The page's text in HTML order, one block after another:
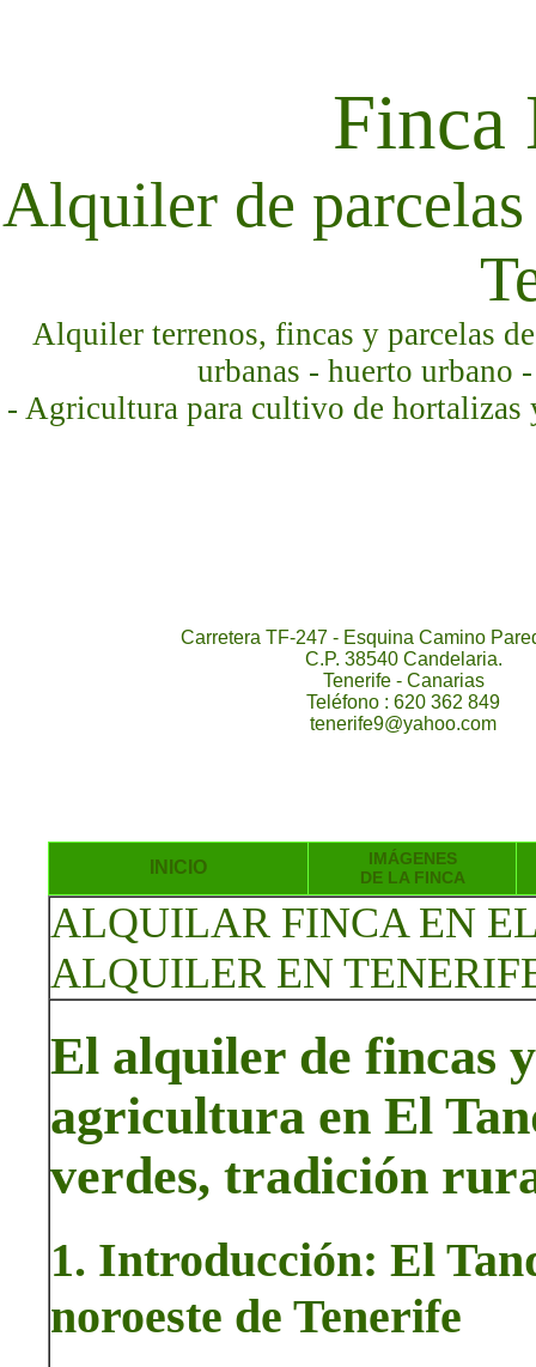
Finca
Alquiler de
Alquiler terrenos, fincas y parcelas
urbanas - huerto urbano
- Agricultura para cultivo de hortalizas
Carretera TF-247 - Esquina Camino
C.P. 38540 Candelaria.
Tenerife - Canarias
Teléfono : 620 362 849
tenerife9@yahoo.com
INICIO
IMÁGENES
DE LA FINCA
ALQUILAR FINCA EN
ALQUILER EN
El alquiler de fincas
agricultura en El
verdes, tradición
1. Introducción: El
noroeste de Tenerife